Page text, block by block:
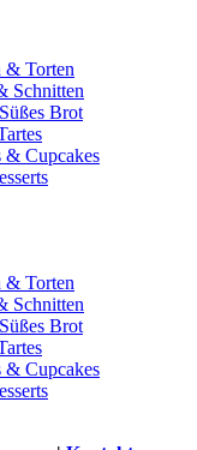
& Torten
Schnitten
Brot
Cupcakes
& Torten
Schnitten
Brot
Cupcakes